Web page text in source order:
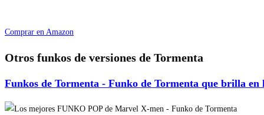
Comprar en Amazon
Otros funkos de versiones de Tormenta
Funkos de Tormenta - Funko de Tormenta que brilla en